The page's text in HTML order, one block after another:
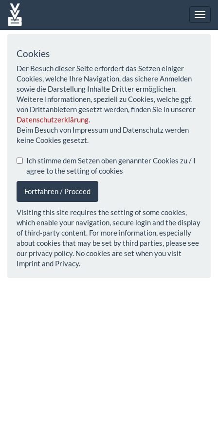
Cookies
Der Besuch dieser Seite erfordert das Setzen einiger
Cookies, welche Ihre Navigation, das sichere Anmelden
sowie die Darstellung Inhalte Dritter ermöglichen.
Weitere Informationen, speziell zu Cookies, welche ggf.
von Drittanbietern gesetzt werden, finden Sie in unserer
Datenschutzerklärung.
Beim Besuch von Impressum und Datenschutz werden
keine Cookies gesetzt.
Ich stimme dem Setzen oben genannter Cookies zu / I
agree to the setting of cookies
Fortfahren / Proceed
Visiting this site requires the setting of some cookies,
which enable your navigation, secure login and the display
of third-party content. For more information, especially
about cookies that may be set by third parties, please see
our privacy policy. No cookies are set when you visit
Imprint and Privacy.